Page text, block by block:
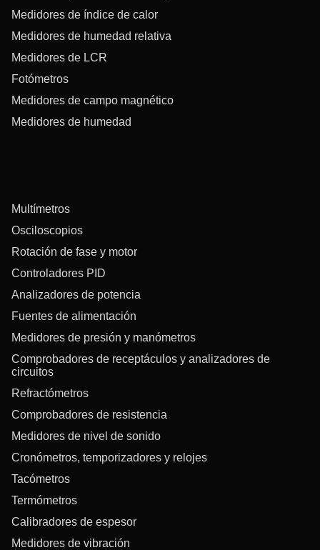
Medidores de índice de calor
Medidores de humedad relativa
Medidores de LCR
Fotómetros
Medidores de campo magnético
Medidores de humedad
Multímetros
Osciloscopios
Rotación de fase y motor
Controladores PID
Analizadores de potencia
Fuentes de alimentación
Medidores de presión y manómetros
Comprobadores de receptáculos y analizadores de
circuitos
Refractómetros
Comprobadores de resistencia
Medidores de nivel de sonido
Cronómetros, temporizadores y relojes
Tacómetros
Termómetros
Calibradores de espesor
Medidores de vibración